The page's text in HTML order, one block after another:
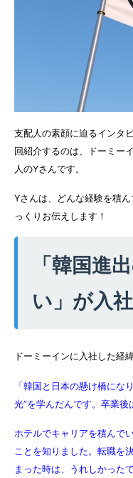
支配人の素顔に迫るインタ
回紹介するのは、ドーミー
人のYさんです。
Yさんは、どんな経験を積
っくりお伝えします！
「韓国進
い」が入
ドーミーインに入社した経
「韓国と日本の懸け橋にな
光”を学んだんです。卒業後
ホテルでキャリアを積んで
ことを知りました。転職を
まった時は、うれしかったで